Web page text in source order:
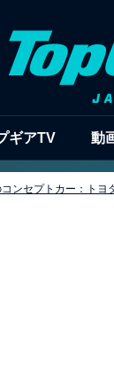
ギアTV 動
ンセプトカー：トヨ